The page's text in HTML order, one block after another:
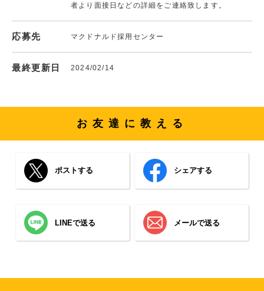
者より面接日などの詳細をご連絡致します。
応募先 マクドナルド採用センター
最終更新日 2024/02/14
お友達に教える
ポストする シェアする
LINEで送る メールで送る